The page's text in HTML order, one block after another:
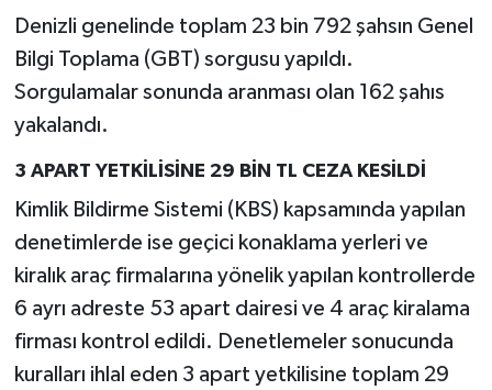
Denizli genelinde toplam 23 bin 792 şahsın Genel
Bilgi Toplama (GBT) sorgusu yapıldı.
Sorgulamalar sonunda aranması olan 162 şahıs
yakalandı.
3 APART YETKİLİSİNE 29 BİN TL CEZA KESİLDİ
Kimlik Bildirme Sistemi (KBS) kapsamında yapılan
denetimlerde ise geçici konaklama yerleri ve
kiralık araç firmalarına yönelik yapılan kontrollerde
6 ayrı adreste 53 apart dairesi ve 4 araç kiralama
firması kontrol edildi. Denetlemeler sonucunda
kuralları ihlal eden 3 apart yetkilisine toplam 29